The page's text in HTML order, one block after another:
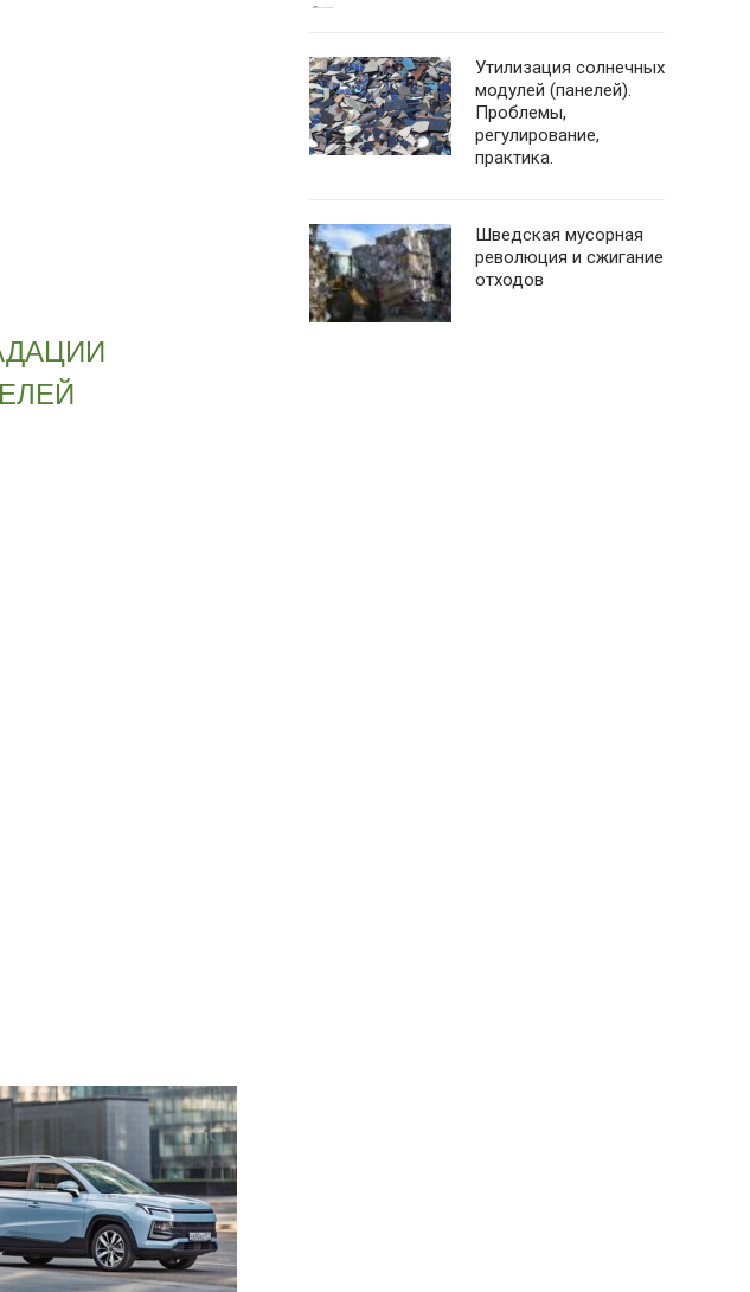
Утилизация солнечных
модулей (панелей).
Проблемы,
регулирование,
практика.
Шведская мусорная
революция и сжигание
отходов